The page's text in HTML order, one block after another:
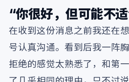
“你很好，但可能不
在收到这份消息之前我还在
号认真沟通。看到后我一阵
拒绝的感觉太熟悉了，和第